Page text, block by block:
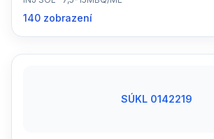
140 zobrazení
SÚKL 0142219